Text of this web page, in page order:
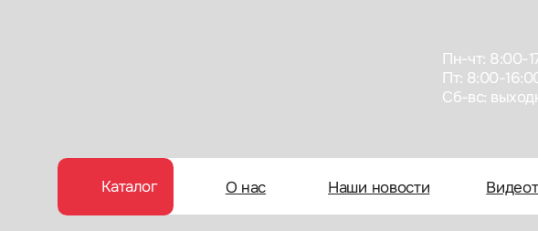
О нас Видеотека
Наши новости
Каталог
Пн-чт: 8:00-17:00
Пт: 8:00-16:00
Сб-вc: выходные